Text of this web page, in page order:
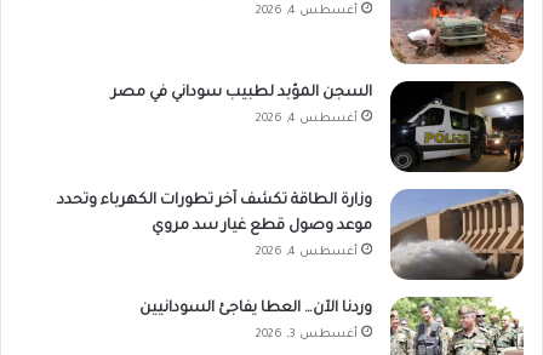
أغسطس 4, 2026
السجن المؤبد لطبيب سوداني في مصر
أغسطس 4, 2026
وزارة الطاقة تكشف آخر تطورات الكهرباء وتحدد
موعد وصول قطع غيار سد مروي
أغسطس 4, 2026
وردنا الآن… العطا يفاجئ السودانيين
أغسطس 3, 2026